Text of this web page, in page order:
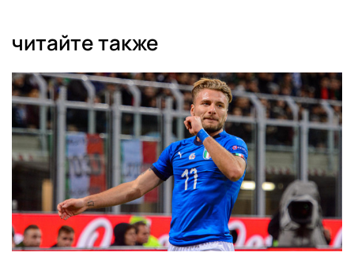
читайте также